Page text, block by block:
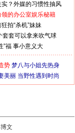
实？外媒的习惯性抽风
领的办公室娱乐秘籍
拍“杀机”妹妹
套套可以拿来吹气球
”福 事小意义大
势 梦八与小姐先热身
美丽 当野性遇到时尚
文